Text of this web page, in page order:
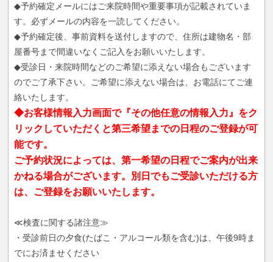
◆予約確定メールにはご来院時間や重要事項が記載されていま
す。必ずメールの内容を一読してください。
◆予約確定後、事前資料を送付しますので、住所は建物名・部
屋番号まで間違いなくご記入をお願いいたします。
◆受診日・来院時間などのご希望に添えない場合もございます
のでご了承下さい。ご希望に添えない場合は、お電話にてご連
絡いたします。
◆お客様情報入力画面で『その他任意の情報入力』をク
リックしていただくと第三希望までの日程のご登録が可
能です。
ご予約状況によっては、第一希望の日程でご案内が出来
かねる場合がございます。別日でもご受診いただける方
は、ご登録をお願いいたします。
≪検査に関する諸注意≫
・受診前日の夕食(たばこ・アルコール類を含む)は、午後9時ま
でにお済ませください